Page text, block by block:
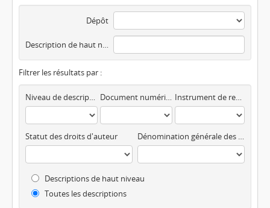
Dépôt
Description de haut niveau
Filtrer les résultats par :
Niveau de description Document numérisé disponible Instrument de recherche
Statut des droits d'auteur Dénomination générale des documents
Descriptions de haut niveau
Toutes les descriptions